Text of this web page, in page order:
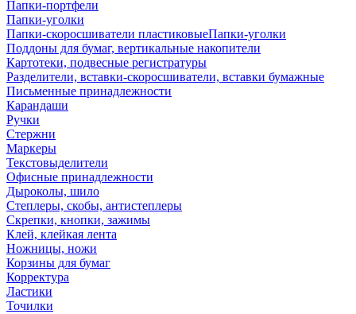
Папки-портфели
Папки-уголки
Папки-скоросшиватели пластиковыеПапки-уголки
Поддоны для бумаг, вертикальные накопители
Картотеки, подвесные регистратуры
Разделители, вставки-скоросшиватели, вставки бумажные
Письменные принадлежности
Карандаши
Ручки
Стержни
Маркеры
Текстовыделители
Офисные принадлежности
Дыроколы, шило
Степлеры, скобы, антистеплеры
Скрепки, кнопки, зажимы
Клей, клейкая лента
Ножницы, ножи
Корзины для бумаг
Корректура
Ластики
Точилки